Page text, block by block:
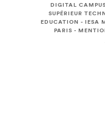
DIGITAL
SUPÉRIEUR
EDUCATION -IESA
PARIS -